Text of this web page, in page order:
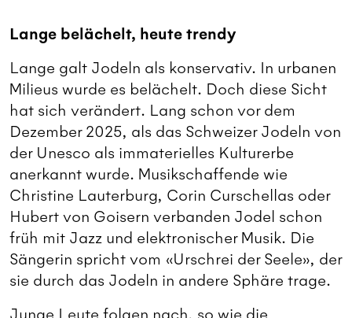
Lange belächelt, heute trendy
Lange galt Jodeln als konservativ. In urbanen
Milieus wurde es belächelt. Doch diese Sicht
hat sich verändert. Lang schon vor dem
Dezember 2025, als das Schweizer Jodeln von
der Unesco als immaterielles Kulturerbe
anerkannt wurde. Musikschaffende wie
Christine Lauterburg, Corin Curschellas oder
Hubert von Goisern verbanden Jodel schon
früh mit Jazz und elektronischer Musik. Die
Sängerin spricht vom «Urschrei der Seele», der
sie durch das Jodeln in andere Sphäre trage.